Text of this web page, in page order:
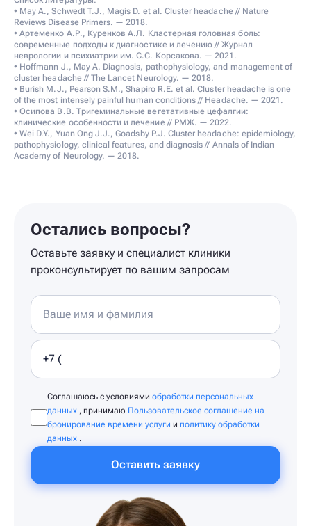
• May A., Schwedt T.J., Magis D. et al. Cluster headache // Nature
Reviews Disease Primers. — 2018.
• Артеменко А.Р., Куренков А.Л. Кластерная головная боль:
современные подходы к диагностике и лечению // Журнал
неврологии и психиатрии им. С.С. Корсакова. — 2021.
• Hoffmann J., May A. Diagnosis, pathophysiology, and management of
cluster headache // The Lancet Neurology. — 2018.
• Burish M.J., Pearson S.M., Shapiro R.E. et al. Cluster headache is one
of the most intensely painful human conditions // Headache. — 2021.
• Осипова В.В. Тригеминальные вегетативные цефалгии:
клинические особенности и лечение // РМЖ. — 2022.
• Wei D.Y., Yuan Ong J.J., Goadsby P.J. Cluster headache: epidemiology,
pathophysiology, clinical features, and diagnosis // Annals of Indian
Academy of Neurology. — 2018.
Остались вопросы?
Оставьте заявку и специалист клиники
проконсультирует по вашим запросам
Соглашаюсь с условиями обработки персональных
данных , принимаю Пользовательское соглашение на
бронирование времени услуги и политику обработки
данных .
Оставить заявку